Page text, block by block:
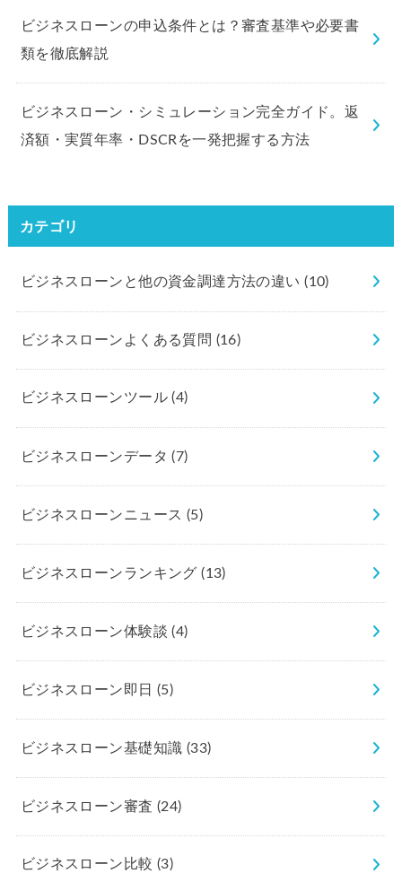
ビジネスローンの申込条件とは？審査基準や必要書
類を徹底解説
ビジネスローン・シミュレーション完全ガイド。返
済額・実質年率・DSCRを一発把握する方法
カテゴリ
ビジネスローンと他の資金調達方法の違い(10)
ビジネスローンよくある質問 (16)
ビジネスローンツール(4)
ビジネスローンデータ(7)
ビジネスローンニュース (5)
ビジネスローンランキング(13)
ビジネスローン体験談(4)
ビジネスローン即日 (5)
ビジネスローン基礎知識 (33)
ビジネスローン審査 (24)
ビジネスローン比較 (3)